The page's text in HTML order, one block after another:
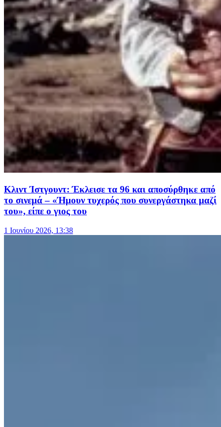
Κλιντ Ίστγουντ: Έκλεισε τα 96 και αποσύρθηκε από
το σινεμά – «Ήμουν τυχερός που συνεργάστηκα μαζί
του», είπε ο γιος του
1 Ιουνίου 2026, 13:38